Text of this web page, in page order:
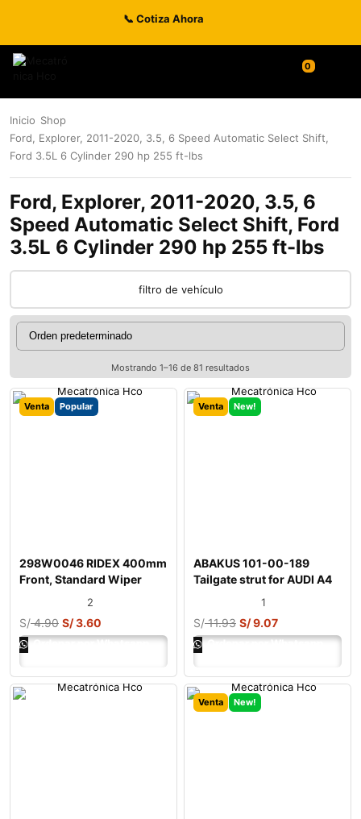
📞 Cotiza Ahora
0
Inicio Shop
Ford, Explorer, 2011-2020, 3.5, 6 Speed Automatic Select Shift,
Ford 3.5L 6 Cylinder 290 hp 255 ft-lbs
Ford, Explorer, 2011-2020, 3.5, 6
Speed Automatic Select Shift, Ford
3.5L 6 Cylinder 290 hp 255 ft-lbs
filtro de vehículo
Mostrando 1–16 de 81 resultados
Venta Popular
298W0046 RIDEX 400mm
Front, Standard Wiper
Blade 298W004
2
S/4.90 S/3.60
Ordenar por Whatsapp
Venta New!
ABAKUS 101-00-189
Tailgate strut for AUDI A4
1
S/11.93 S/9.07
Ordenar por Whatsapp
Venta New!